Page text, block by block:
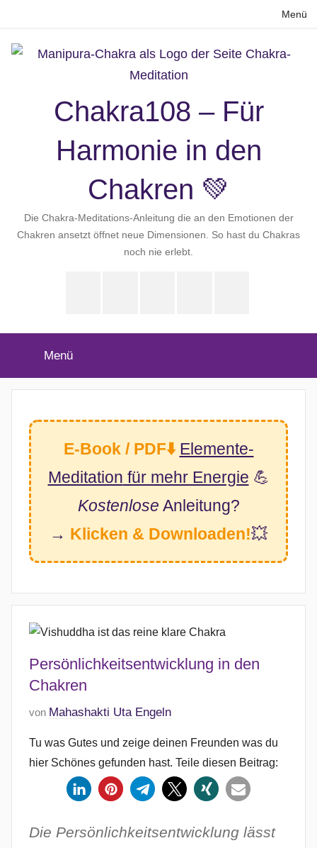
springen
Menü
Chakra108 – Für
Harmonie in den
Chakren 💚
Die Chakra-Meditations-Anleitung die an den Emotionen der
Chakren ansetzt öffnet neue Dimensionen. So hast du Chakras
noch nie erlebt.
Menü
E-Book / PDF⬇️ Elemente-
Meditation für mehr Energie 💪
Kostenlose Anleitung?
→ Klicken & Downloaden!💥
Persönlichkeitsentwicklung in den
Chakren
V
r
ö
n
von Mahashakti Uta Engeln
Tu was Gutes und zeige deinen Freunden was du
hier Schönes gefunden hast. Teile diesen Beitrag:
Die Persönlichkeitsentwicklung lässt